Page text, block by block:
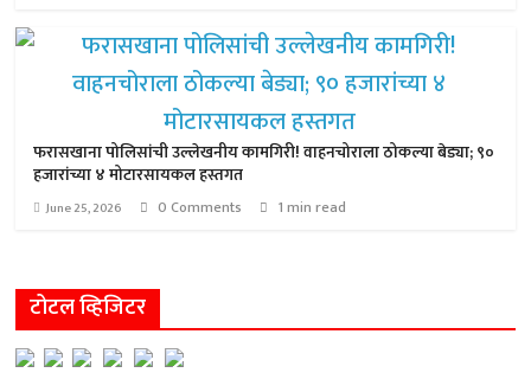
फरासखाना पोलिसांची उल्लेखनीय कामगिरी! वाहनचोराला ठोकल्या बेड्या; ९०
हजारांच्या ४ मोटारसायकल हस्तगत
June 25, 2026 0 Comments 1 min read
टोटल व्हिजिटर